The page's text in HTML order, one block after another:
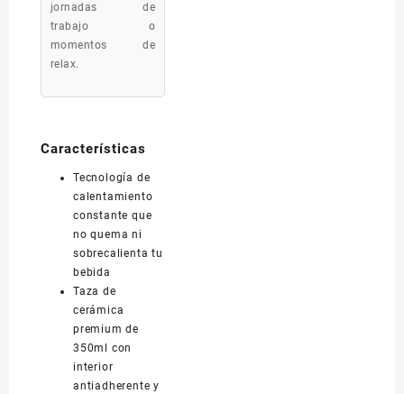
jornadas de
trabajo o
momentos de
relax.
Características
Tecnología de
calentamiento
constante que
no quema ni
sobrecalienta tu
bebida
Taza de
cerámica
premium de
350ml con
interior
antiadherente y